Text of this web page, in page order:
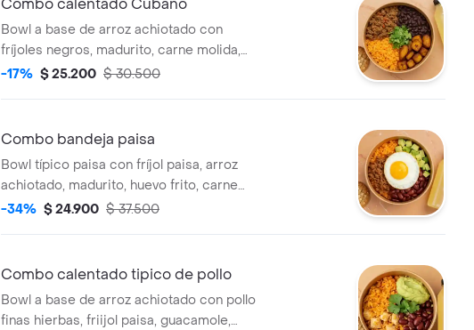
Combo calentado Cubano
Bowl a base de arroz achiotado con
fríjoles negros, madurito, carne molida,
galleta y bebida a elección.
-17% $ 25.200 $ 30.500
Combo bandeja paisa
Bowl típico paisa con fríjol paisa, arroz
achiotado, madurito, huevo frito, carne
molida, galleta y bebida a elección.
-34% $ 24.900 $ 37.500
Combo calentado tipico de pollo
Bowl a base de arroz achiotado con pollo
finas hierbas, friijol paisa, guacamole,